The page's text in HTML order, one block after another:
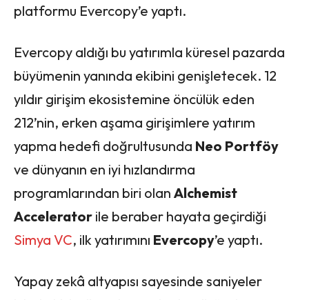
platformu Evercopy’e yaptı.
Evercopy aldığı bu yatırımla küresel pazarda
büyümenin yanında ekibini genişletecek. 12
yıldır girişim ekosistemine öncülük eden
212’nin, erken aşama girişimlere yatırım
yapma hedefi doğrultusunda Neo Portföy
ve dünyanın en iyi hızlandırma
programlarından biri olan Alchemist
Accelerator ile beraber hayata geçirdiği
Simya VC, ilk yatırımını Evercopy’e yaptı.
Yapay zekâ altyapısı sayesinde saniyeler